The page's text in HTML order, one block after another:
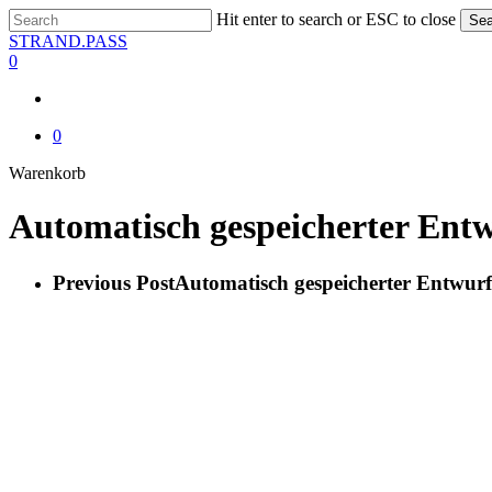
Skip
to
main
Hit enter to search or ESC to close
Close
Search
STRAND.PASS
0
0
WarenkorbClose
Automatisch gespeicherter
Previous PostAutomatisch gespeicherter Entwurf